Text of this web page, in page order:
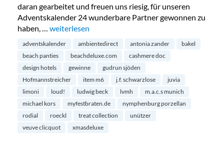
daran gearbeitet und freuen uns riesig, für unseren
Adventskalender 24 wunderbare Partner gewonnen zu
haben, … „Goldstück Adventskalender 2013: Nischen-
weiterlesen
adventskalender ambientedirect antonia zander
bakel
beach panties
beachdeluxe.com
cashmere doc
design hotels
gewinne
gudrun sjöden
Hofmannstreicher
item m6 j.f. schwarzlose
juvia
limoni
loud! ludwig beck lvmh
m.a.c.s munich
michael kors
myfestbraten.de
nymphenburg porzellan
rodial
roeckl treat collection
unützer
veuve clicquot
xmasdeluxe